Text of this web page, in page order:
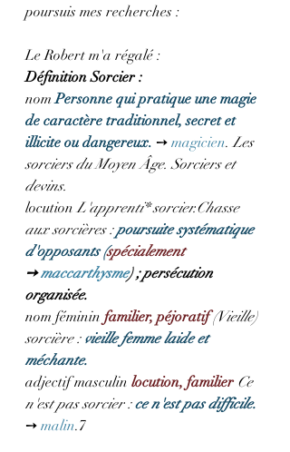
poursuis mes recherches :
Le Robert m'a régalé :
Définition Sorcier :
nom Personne qui pratique une magie
de caractère traditionnel, secret et
illicite ou dangereux. ➙ magicien. Les
sorciers du Moyen Âge. Sorciers et
devins.
locution L'apprenti* sorcier.Chasse
aux sorcières : poursuite systématique
d'opposants (spécialement
➙ maccarthysme) ; persécution
organisée.
nom féminin familier, péjoratif (Vieille)
sorcière : vieille femme laide et
méchante.
adjectif masculin locution, familier Ce
n'est pas sorcier : ce n'est pas difficile.
➙ malin.7